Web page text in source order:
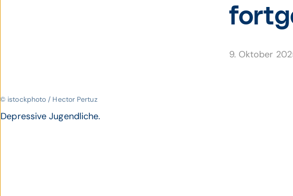
9. Oktober
© istockphoto / Hector Pertuz
Depressive Jugendliche.